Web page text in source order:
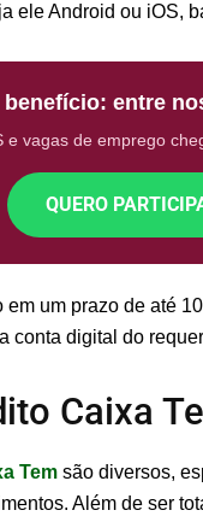
ele Android ou iOS,
benefício: entre
e vagas de emprego
QUERO
um prazo de até
conta digital do
Caixa
Tem são diversos,
Além de ser